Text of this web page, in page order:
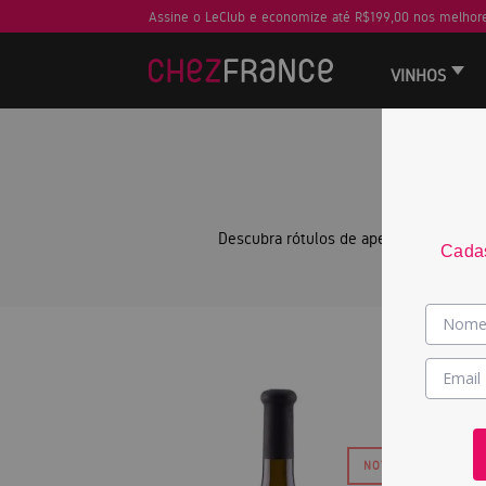
Assine o LeClub e economize até R$199,00 nos
VINHOS
—
Descubra rótulos de apelações